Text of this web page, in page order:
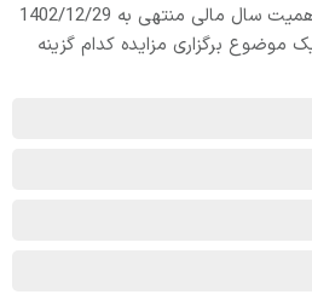
با توجه به افشای اطلاعات با اهمیت سال مالی منتهی به 1402/12/29
موضوع برگزاری مزایده کدام گزینه